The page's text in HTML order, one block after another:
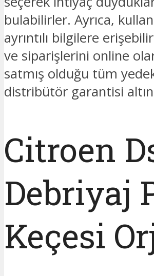
bulabilirler. Ayrıca,
ayrıntılı bilgilere
ve siparişlerini online
satmış olduğu tüm
distribütör garantisi
Citroen
Debriyaj
Keçesi